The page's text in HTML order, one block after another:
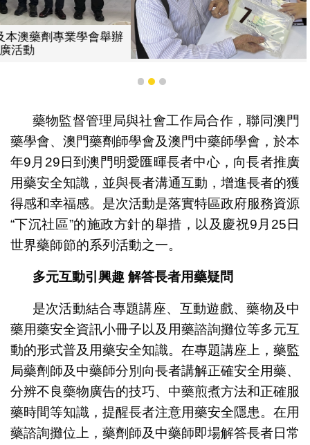
1 2 3
藥物監督管理局與社會工作局合作，聯同澳門
藥學會、澳門藥劑師學會及澳門中藥師學會，於本
年9月29日到澳門明愛匯暉長者中心，向長者推廣
用藥安全知識，並與長者溝通互動，增進長者的獲
得感和幸福感。是次活動是落實特區政府服務資源
“下沉社區”的施政方針的舉措，以及慶祝9月25日
世界藥師節的系列活動之一。
多元互動引興趣 解答長者用藥疑問
是次活動結合專題講座、互動遊戲、藥物及中
藥用藥安全資訊小冊子以及用藥諮詢攤位等多元互
動的形式普及用藥安全知識。在專題講座上，藥監
局藥劑師及中藥師分別向長者講解正確安全用藥、
分辨不良藥物廣告的技巧、中藥煎煮方法和正確服
藥時間等知識，提醒長者注意用藥安全隱患。在用
藥諮詢攤位上，藥劑師及中藥師即場解答長者日常